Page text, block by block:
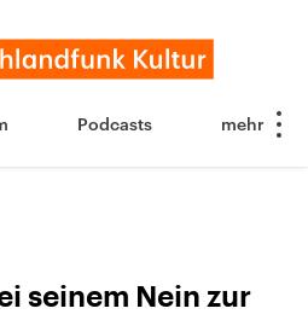
Podcasts
seinem Nein zur